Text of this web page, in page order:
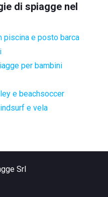
di spiagge nel
piscina e posto barca
per bambini
e beachsoccer
e vela
Srl